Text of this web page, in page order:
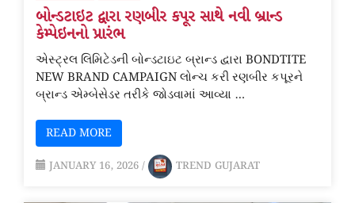
બોન્ડટાઇટ દ્વારા રણબીર કપૂર સાથે નવી બ્રાન્ડ
કેમ્પેઇનનો પ્રારંભ
એસ્ટ્રલ લિમિટેડની બોન્ડટાઇટ બ્રાન્ડ દ્વારા BONDTITE
NEW BRAND CAMPAIGN લોન્ચ કરી રણબીર કપૂરને
બ્રાન્ડ એમ્બેસેડર તરીકે જોડવામાં આવ્યા …
READ MORE
JANUARY 16, 2026 / TREND GUJARAT